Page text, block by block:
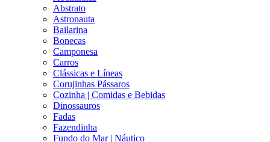
Abstrato
Astronauta
Bailarina
Bonecas
Camponesa
Carros
Clássicas e Líneas
Corujinhas Pássaros
Cozinha | Comidas e Bebidas
Dinossauros
Fadas
Fazendinha
Fundo do Mar | Náutico